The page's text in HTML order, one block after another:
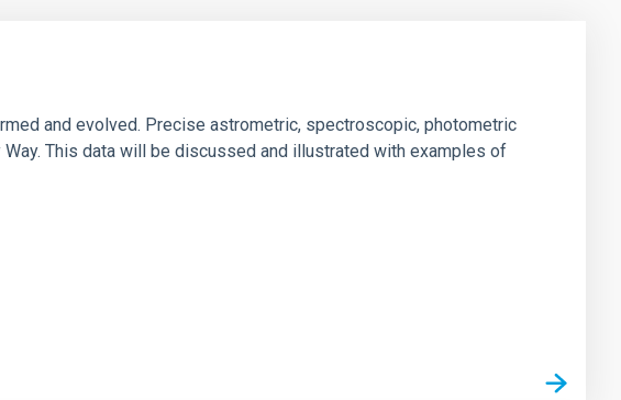
and evolved. Precise astrometric, spectroscopic, photometric
This data will be discussed and illustrated with examples of